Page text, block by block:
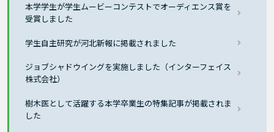
本学学生が学生ムービーコンテストでオーディエンス賞を
受賞しました
学生自主研究が河北新報に掲載されました
ジョブシャドウイングを実施しました（インターフェイス
株式会社）
樹木医として活躍する本学卒業生の特集記事が掲載されま
した